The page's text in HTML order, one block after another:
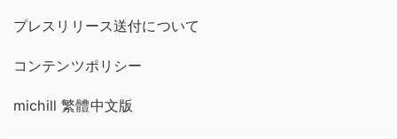
プレスリリース送付について
コンテンツポリシー
michill 繁體中文版